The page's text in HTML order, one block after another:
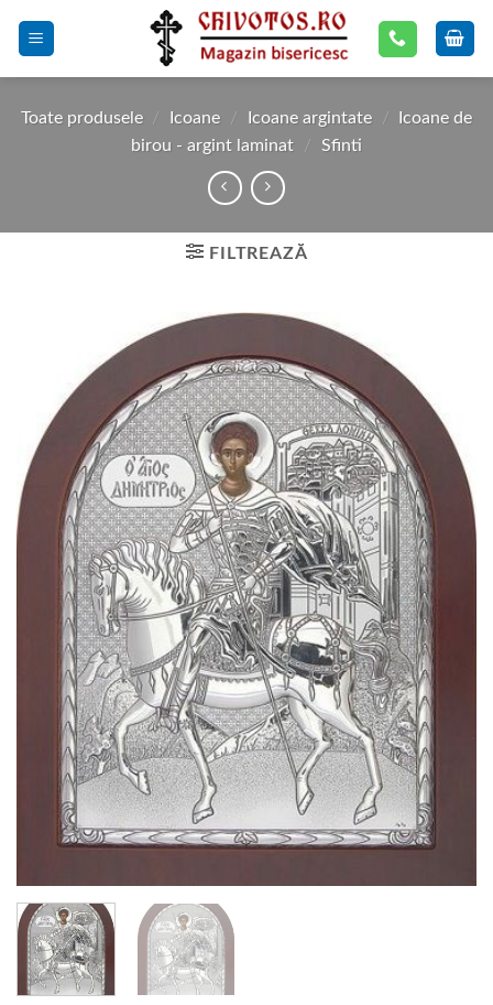
Toate produsele / Icoane / Icoane argintate /
Icoane de
birou - argint laminat
/ Sfinti
FILTREAZĂ